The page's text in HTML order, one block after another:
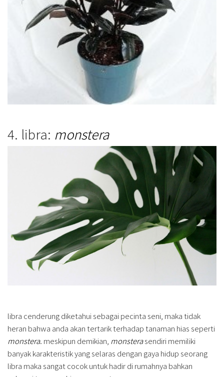
4. libra: monstera
libra cenderung diketahui sebagai pecinta seni, maka tidak
heran bahwa anda akan tertarik terhadap tanaman hias seperti
monstera. meskipun demikian, monsterasendiri memiliki
banyak karakteristik yang selaras dengan gaya hidup seorang
libra maka sangat cocok untuk hadir di rumahnya bahkan